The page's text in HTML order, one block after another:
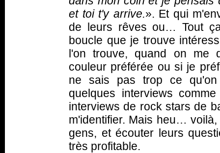
et toi t'y arrive.». Et qui
de leurs rêves ou… Tout
boucle que je trouve
l'on trouve, quand on me
couleur préférée ou si je
ne sais pas trop ce
quelques interviews
interviews de rock stars de
m'identifier. Mais heu…
gens, et écouter leurs
très profitable.